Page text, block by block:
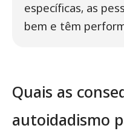
específicas, as
bem e têm
Quais as
autoidadismo